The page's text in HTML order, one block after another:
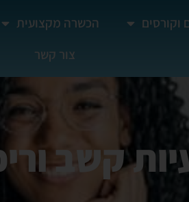
וקורסים הכשרה מקצועית
צור קשר
קשב